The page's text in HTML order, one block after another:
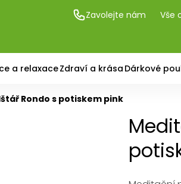
Zavolejte nám Vše
a relaxaceZdraví a krása Dárkové
Rondo s potiskem pink